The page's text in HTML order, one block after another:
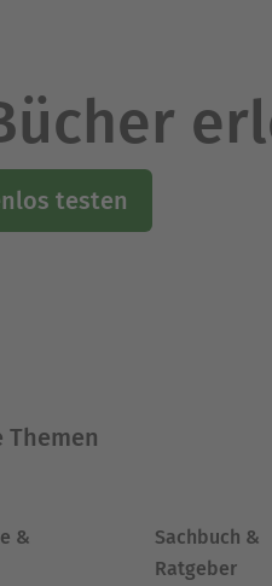
testen
Themen
&
Sachbuch &
Ratgeber